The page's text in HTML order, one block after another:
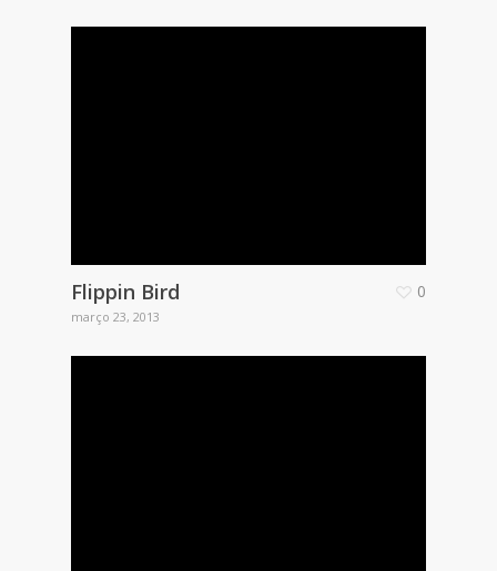
Flippin Bird
março 23, 2013
0